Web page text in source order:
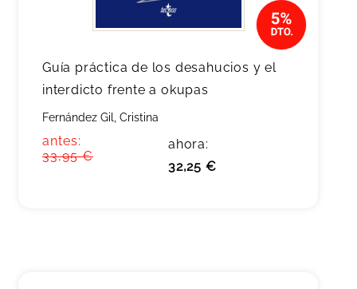
Guía práctica de los desahucios y el
interdicto frente a okupas
Fernández Gil, Cristina
antes:
33,95 €
ahora:
32,25 €